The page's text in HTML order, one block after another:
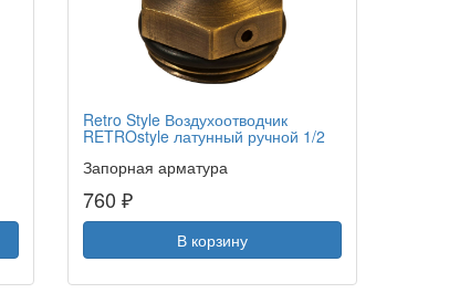
Retro Style Воздухоотводчик
RETROstyle латунный ручной 1/2
Запорная арматура
760 ₽
В корзину